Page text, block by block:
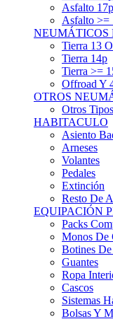
Asfalto >=
NEUMÁTICOS
Tierra 13
Tierra 14p
Tierra >=
Offroad Y
OTROS
Otros
HABITACULO
Asiento
Arneses
Volantes
Pedales
Extinción
Resto De
EQUIPACIÓN
Packs
Monos De
Botines De
Guantes
Ropa
Cascos
Sistemas
Bolsas Y
Equipación